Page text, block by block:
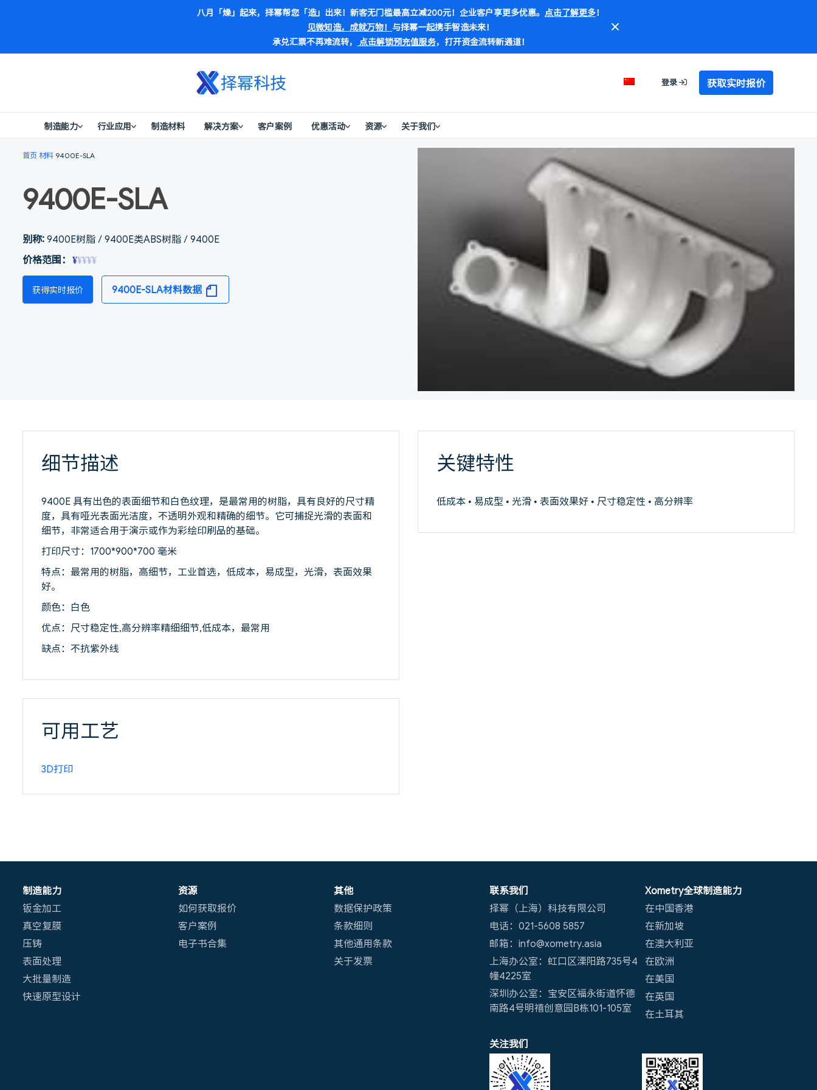
八月「燥」起来，择幂帮您「造」出来！新客无门槛最高立减200元！企业客户享更多优惠。 点击了解更多！
见微知造，成就万物！ 与择幂一起携手智造未来！
承兑汇票不再难流转， 点击解锁预充值服务，打开资金流转新通道！
登录 获取实时报价
制造能力 行业应用 制造材料 解决方案 客户案例 优惠活动 资源 关于我们
首页材料 9400E-SLA
9400E-SLA
别称:9400E树脂 / 9400E类ABS树脂 / 9400E
价格范围： ¥¥¥¥¥
获得实时报价 9400E-SLA材料数据
细节描述
9400E 具有出色的表面细节和白色纹理，是最常用的树脂，具有良好的尺寸精
度，具有哑光表面光洁度，不透明外观和精确的细节。它可捕捉光滑的表面和
细节，非常适合用于演示或作为彩绘印刷品的基础。
打印尺寸：1700*900*700 毫米
特点：最常用的树脂，高细节，工业首选，低成本，易成型，光滑，表面效果
好。
颜色：白色
优点：尺寸稳定性,高分辨率精细细节,低成本，最常用
缺点：不抗紫外线
关键特性
低成本 • 易成型 • 光滑 • 表面效果好 • 尺寸稳定性 • 高分辨率
可用工艺
3D打印
制造能力
钣金加工
真空复膜
压铸
表面处理
大批量制造
快速原型设计
资源
如何获取报价
客户案例
电子书合集
其他
数据保护政策
条款细则
其他通用条款
关于发票
联系我们
择幂（上海）科技有限公司
电话：021-5608 5857
邮箱：info@xometry.asia
上海办公室：虹口区溧阳路735号4
幢4225室
深圳办公室：宝安区福永街道怀德
南路4号明禧创意园B栋101-105室
Xometry全球制造能力
在中国香港
在新加坡
在澳大利亚
在欧洲
在美国
在英国
在土耳其
关注我们